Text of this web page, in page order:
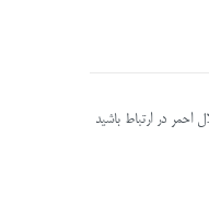
احمر در ارتباط باشید